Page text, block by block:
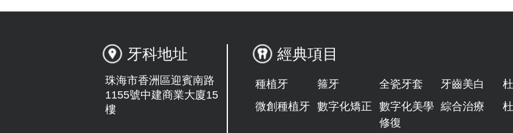
牙科地址
珠海市香洲區迎賓南路
1155號中建商業大廈15
樓
經典項目
種植牙 箍牙 全瓷牙套 牙齒美白
微創種植牙 數字化矯正
數字化美學
修復
綜合治療